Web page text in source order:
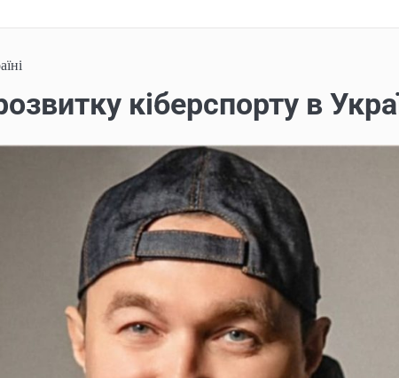
кіберспорту в